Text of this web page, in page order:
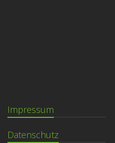
Impressum
Datenschutz